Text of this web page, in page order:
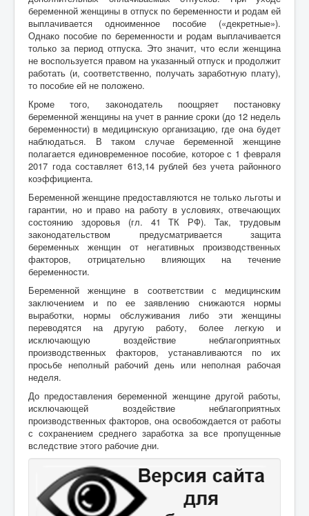
беременной женщины в отпуск по беременности и родам ей
выплачивается одноименное пособие («декретные»).
Однако пособие по беременности и родам выплачивается
только за период отпуска. Это значит, что если женщина
не воспользуется правом на указанный отпуск и продолжит
работать (и, соответственно, получать заработную плату),
то пособие ей не положено.
Кроме того, законодатель поощряет постановку
беременной женщины на учет в ранние сроки (до 12 недель
беременности) в медицинскую организацию, где она будет
наблюдаться. В таком случае беременной женщине
полагается единовременное пособие, которое с 1 февраля
2017 года составляет 613,14 рублей без учета районного
коэффициента.
Беременной женщине предоставляются не только льготы и
гарантии, но и право на работу в условиях, отвечающих
состоянию здоровья (гл. 41 ТК РФ). Так, трудовым
законодательством предусматривается защита
беременных женщин от негативных производственных
факторов, отрицательно влияющих на течение
беременности.
Беременной женщине в соответствии с медицинским
заключением и по ее заявлению снижаются нормы
выработки, нормы обслуживания либо эти женщины
переводятся на другую работу, более легкую и
исключающую воздействие неблагоприятных
производственных факторов, устанавливаются по их
просьбе неполный рабочий день или неполная рабочая
неделя.
До предоставления беременной женщине другой работы,
исключающей воздействие неблагоприятных
производственных факторов, она освобождается от работы
с сохранением среднего заработка за все пропущенные
вследствие этого рабочие дни.